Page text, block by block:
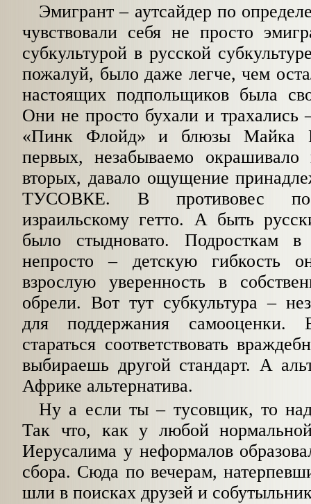
Эмигрант – аутсайдер по
чувствовали себя не просто
субкультурой в русской
пожалуй, было даже легче, чем
настоящих подпольщиков была
Они не просто бухали и трахались
«Пинк Флойд» и блюзы Майка
первых, незабываемо
вторых, давало ощущение
ТУСОВКЕ. В противовес
израильскому гетто. А быть
было стыдновато. Подросткам
непросто – детскую гибкость
взрослую уверенность в
обрели. Вот тут субкультура –
для поддержания самооценки.
стараться соответствовать
выбираешь другой стандарт. А
Африке альтернатива.
Ну а если ты – тусовщик, то
Так что, как у любой
Иерусалима у неформалов
сбора. Сюда по вечерам,
шли в поисках друзей и